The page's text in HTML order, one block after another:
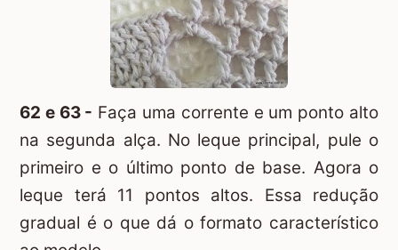
62 e 63 - Faça uma corrente e um ponto alto
na segunda alça. No leque principal, pule o
primeiro e o último ponto de base. Agora o
leque terá 11 pontos altos. Essa redução
gradual é o que dá o formato característico